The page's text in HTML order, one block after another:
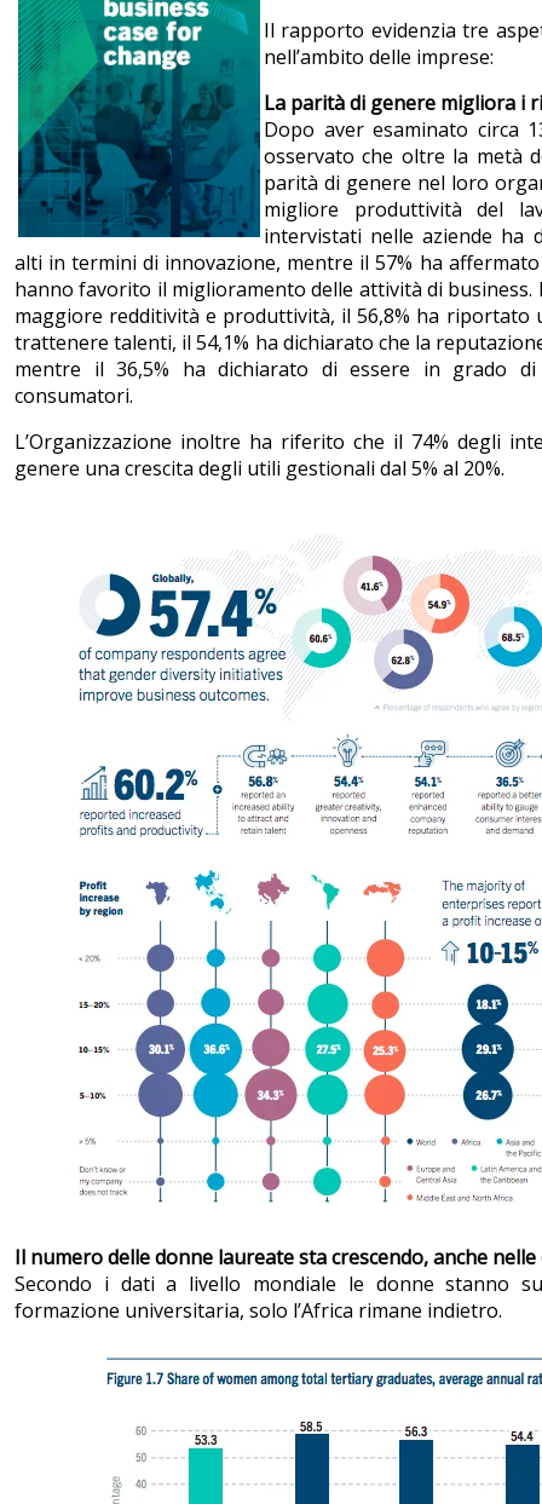
Il rapporto evidenzia tre
nell’ambito delle imprese:
La parità di genere migliora i
Dopo aver esaminato circa
osservato che oltre la metà
parità di genere nel loro
migliore produttività del
intervistati nelle aziende ha
alti in termini di innovazione, mentre il 57% ha
hanno favorito il miglioramento delle attività di
maggiore redditività e produttività, il 56,8% ha riportato
trattenere talenti, il 54,1% ha dichiarato che la
mentre il 36,5% ha dichiarato di essere in grado
consumatori.
L’Organizzazione inoltre ha riferito che il 74% degli
genere una crescita degli utili gestionali dal 5% al ​​20%.
Il numero delle donne laureate sta crescendo, anche nelle
Secondo i dati a livello mondiale le donne stanno
formazione universitaria, solo l’Africa rimane indietro.